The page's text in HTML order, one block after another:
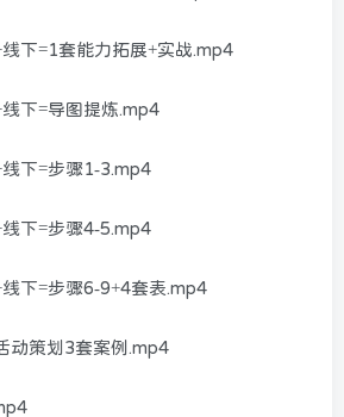
下=1套能力拓展+实战.mp4
下=导图提炼.mp4
下=步骤1-3.mp4
下=步骤4-5.mp4
下=步骤6-9+4套表.mp4
动策划3套案例.mp4